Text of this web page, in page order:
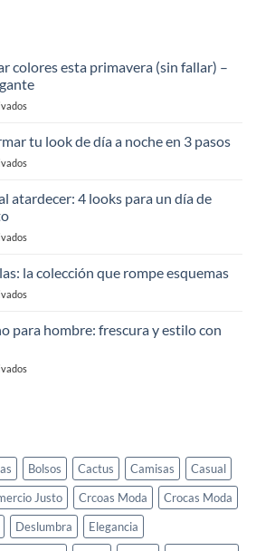
colores esta primavera (sin fallar) –
en
combinar
colores
esta
(sin
Guía
y
tu look de día a noche en 3 pasos
en
transformar
tu
de
a
en
pasos
atardecer: 4 looks para un día de
en
amanecer
al
atardecer:
looks
día
la colección que rompe esquemas
en
reglas:
colección
para hombre: frescura y estilo con
en
frescura
y
estilo
con
Crocas
Moda
Bolsos Cactus Camisas
Casual
Justo Crcoas Moda
Crocas Moda
Deslumbra
Elegancia